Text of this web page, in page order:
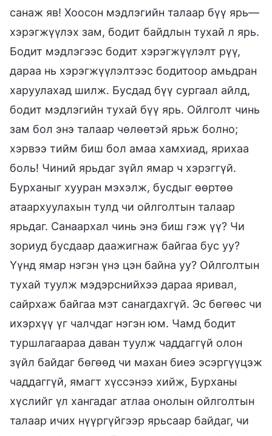
санаж яв! Хоосон мэдлэгийн талаар бүү ярь—
хэрэгжүүлэх зам, бодит байдлын тухай л ярь.
Бодит мэдлэгээс бодит хэрэгжүүлэлт рүү,
дараа нь хэрэгжүүлэлтээс бодитоор амьдран
харуулахад шилж. Бусдад бүү сургаал айлд,
бодит мэдлэгийн тухай бүү ярь. Ойлголт чинь
зам бол энэ талаар чөлөөтэй ярьж болно;
хэрвээ тийм биш бол амаа хамхиад, ярихаа
боль! Чиний ярьдаг зүйл ямар ч хэрэггүй.
Бурханыг хууран мэхэлж, бусдыг өөртөө
атаархуулахын тулд чи ойлголтын талаар
ярьдаг. Санаархал чинь энэ биш гэж үү? Чи
зориуд бусдаар даажигнаж байгаа бус уу?
Үүнд ямар нэгэн үнэ цэн байна уу? Ойлголтын
тухай туулж мэдэрснийхээ дараа яривал,
сайрхаж байгаа мэт санагдахгүй. Эс бөгөөс чи
ихэрхүү үг чалчдаг нэгэн юм. Чамд бодит
туршлагаараа даван туулж чаддаггүй олон
зүйл байдаг бөгөөд чи махан биеэ эсэргүүцэж
чаддаггүй, ямагт хүссэнээ хийж, Бурханы
хүслийг үл хангадаг атлаа онолын ойлголтын
талаар ичих нүүргүйгээр ярьсаар байдаг, чи